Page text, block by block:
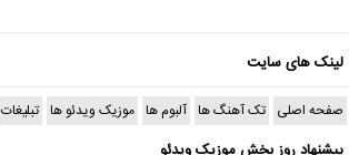
لینک های سایت
صفحه اصلی تک آهنگ ها آلبوم ها موزیک ویدئو ها تبلیغات